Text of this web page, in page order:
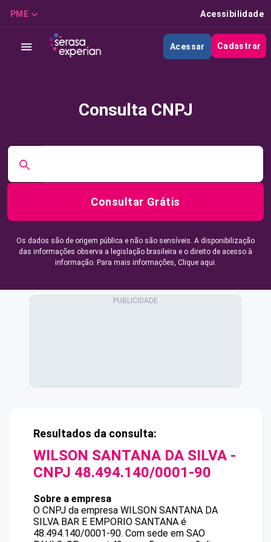
PME Acessibilidade
Acessar Cadastrar
Consulta CNPJ
Consultar Grátis
Os dados são de origem pública e não são sensíveis. A disponibilização
das informações observa a legislação brasileira e o direito de acesso à
informação. Para mais informações, Clique aqui.
Resultados da consulta:
WILSON SANTANA DA SILVA -
CNPJ 48.494.140/0001-90
Sobre a empresa
O CNPJ da empresa WILSON SANTANA DA
SILVA BAR E EMPORIO SANTANA é
48.494.140/0001-90. Com sede em SAO